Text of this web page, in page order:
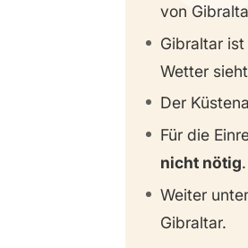
von
Gibraltar
Wetter
Der
Für die
nicht nötig.
Weiter
Gibraltar.